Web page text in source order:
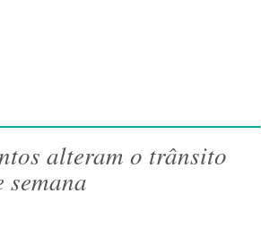
alteram o trânsito
semana